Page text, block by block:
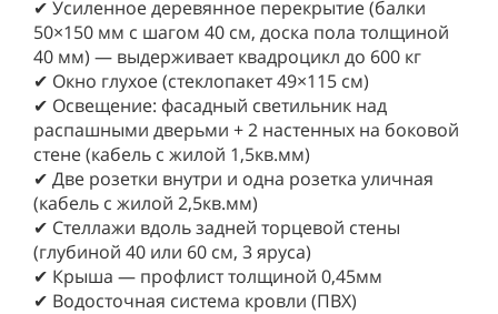
✔ Усиленное деревянное перекрытие (балки
50×150 мм с шагом 40 см, доска пола толщиной
40 мм) — выдерживает квадроцикл до 600 кг
✔ Окно глухое (стеклопакет 49×115 см)
✔ Освещение: фасадный светильник над
распашными дверьми + 2 настенных на боковой
стене (кабель с жилой 1,5кв.мм)
✔ Две розетки внутри и одна розетка уличная
(кабель с жилой 2,5кв.мм)
✔ Стеллажи вдоль задней торцевой стены
(глубиной 40 или 60 см, 3 яруса)
✔ Крыша — профлист толщиной 0,45мм
✔ Водосточная система кровли (ПВХ)